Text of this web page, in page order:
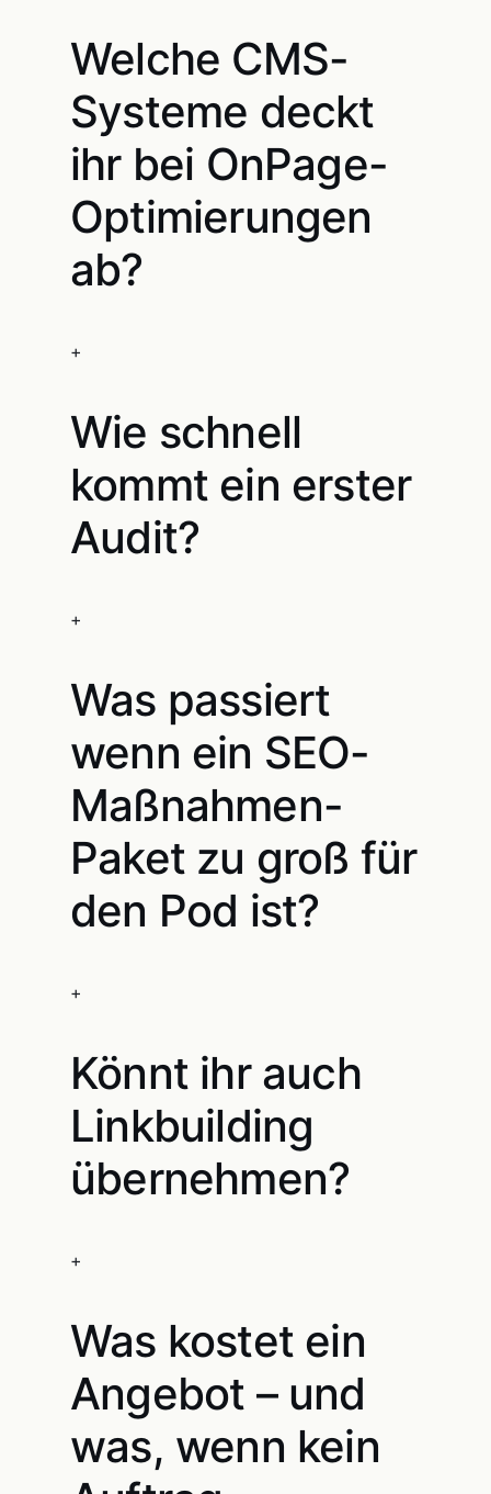
Welche CMS-
Systeme deckt
ihr bei OnPage-
Optimierungen
ab?
+
Wie schnell
kommt ein erster
Audit?
+
Was passiert
wenn ein SEO-
Maßnahmen-
Paket zu groß für
den Pod ist?
+
Könnt ihr auch
Linkbuilding
übernehmen?
+
Was kostet ein
Angebot – und
was, wenn kein